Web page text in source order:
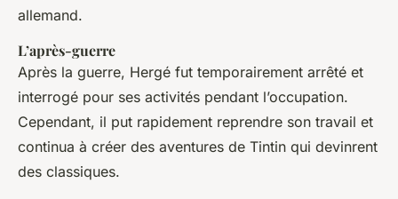
allemand.
L’après-guerre
Après la guerre, Hergé fut temporairement arrêté et
interrogé pour ses activités pendant l’occupation.
Cependant, il put rapidement reprendre son travail et
continua à créer des aventures de Tintin qui devinrent
des classiques.